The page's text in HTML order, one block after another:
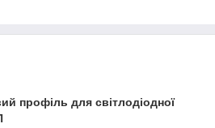
профіль для світлодіодної